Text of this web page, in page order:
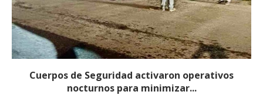
Cuerpos de Seguridad activaron operativos
nocturnos para minimizar...